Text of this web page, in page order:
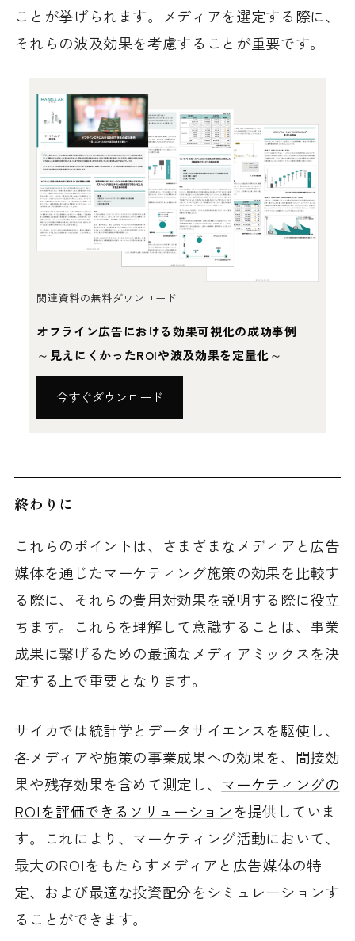
ことが挙げられます。メディアを選定する際に、
それらの波及効果を考慮することが重要です。
関連資料の無料ダウンロード
オフライン広告における効果可視化の成功事例
～見えにくかったROIや波及効果を定量化～
今すぐダウンロード
終わりに
これらのポイントは、さまざまなメディアと広告
媒体を通じたマーケティング施策の効果を比較す
る際に、それらの費用対効果を説明する際に役立
ちます。これらを理解して意識することは、事業
成果に繋げるための最適なメディアミックスを決
定する上で重要となります。
サイカでは統計学とデータサイエンスを駆使し、
各メディアや施策の事業成果への効果を、間接効
果や残存効果を含めて測定し、 マーケティングの
ROIを評価できるソリューションを提供していま
す。これにより、マーケティング活動において、
最大のROIをもたらすメディアと広告媒体の特
定、および最適な投資配分をシミュレーションす
ることができます。